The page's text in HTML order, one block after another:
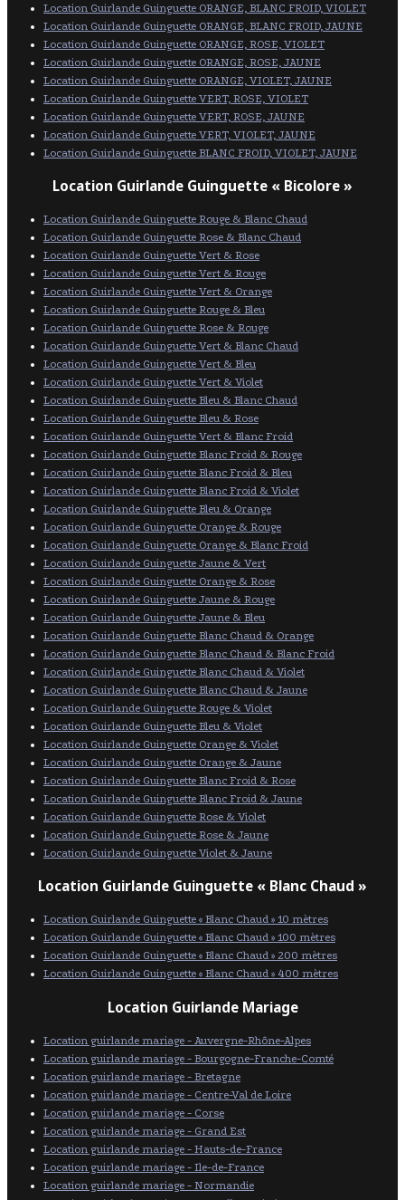
Location Guirlande Guinguette ORANGE, BLANC FROID, VIOLET
Location Guirlande Guinguette ORANGE, BLANC FROID, JAUNE
Location Guirlande Guinguette ORANGE, ROSE, VIOLET
Location Guirlande Guinguette ORANGE, ROSE, JAUNE
Location Guirlande Guinguette ORANGE, VIOLET, JAUNE
Location Guirlande Guinguette VERT, ROSE, VIOLET
Location Guirlande Guinguette VERT, ROSE, JAUNE
Location Guirlande Guinguette VERT, VIOLET, JAUNE
Location Guirlande Guinguette BLANC FROID, VIOLET, JAUNE
Location Guirlande Guinguette « Bicolore »
Location Guirlande Guinguette Rouge & Blanc Chaud
Location Guirlande Guinguette Rose & Blanc Chaud
Location Guirlande Guinguette Vert & Rose
Location Guirlande Guinguette Vert & Rouge
Location Guirlande Guinguette Vert & Orange
Location Guirlande Guinguette Rouge & Bleu
Location Guirlande Guinguette Rose & Rouge
Location Guirlande Guinguette Vert & Blanc Chaud
Location Guirlande Guinguette Vert & Bleu
Location Guirlande Guinguette Vert & Violet
Location Guirlande Guinguette Bleu & Blanc Chaud
Location Guirlande Guinguette Bleu & Rose
Location Guirlande Guinguette Vert & Blanc Froid
Location Guirlande Guinguette Blanc Froid & Rouge
Location Guirlande Guinguette Blanc Froid & Bleu
Location Guirlande Guinguette Blanc Froid & Violet
Location Guirlande Guinguette Bleu & Orange
Location Guirlande Guinguette Orange & Rouge
Location Guirlande Guinguette Orange & Blanc Froid
Location Guirlande Guinguette Jaune & Vert
Location Guirlande Guinguette Orange & Rose
Location Guirlande Guinguette Jaune & Rouge
Location Guirlande Guinguette Jaune & Bleu
Location Guirlande Guinguette Blanc Chaud & Orange
Location Guirlande Guinguette Blanc Chaud & Blanc Froid
Location Guirlande Guinguette Blanc Chaud & Violet
Location Guirlande Guinguette Blanc Chaud & Jaune
Location Guirlande Guinguette Rouge & Violet
Location Guirlande Guinguette Bleu & Violet
Location Guirlande Guinguette Orange & Violet
Location Guirlande Guinguette Orange & Jaune
Location Guirlande Guinguette Blanc Froid & Rose
Location Guirlande Guinguette Blanc Froid & Jaune
Location Guirlande Guinguette Rose & Violet
Location Guirlande Guinguette Rose & Jaune
Location Guirlande Guinguette Violet & Jaune
Location Guirlande Guinguette « Blanc Chaud »
Location Guirlande Guinguette « Blanc Chaud » 10 mètres
Location Guirlande Guinguette « Blanc Chaud » 100 mètres
Location Guirlande Guinguette « Blanc Chaud » 200 mètres
Location Guirlande Guinguette « Blanc Chaud » 400 mètres
Location Guirlande Mariage
Location guirlande mariage - Auvergne-Rhône-Alpes
Location guirlande mariage - Bourgogne-Franche-Comté
Location guirlande mariage - Bretagne
Location guirlande mariage - Centre-Val de Loire
Location guirlande mariage - Corse
Location guirlande mariage - Grand Est
Location guirlande mariage - Hauts-de-France
Location guirlande mariage - Ile-de-France
Location guirlande mariage - Normandie